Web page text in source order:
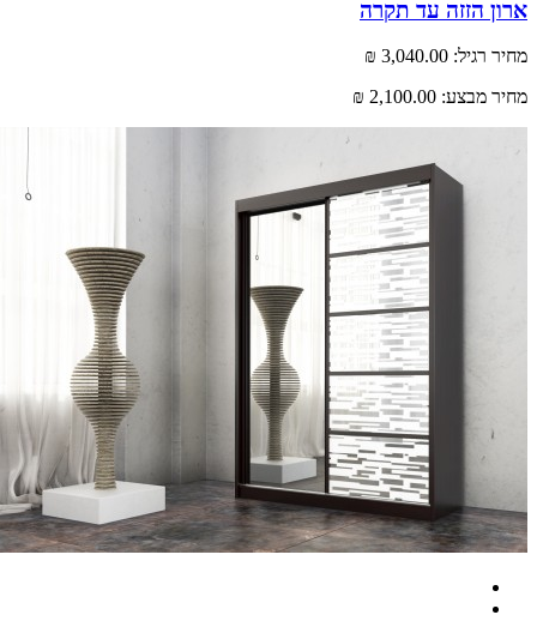
הזזה עד תקרה
רגיל: 3,040.00 ₪
מבצע: 2,100.00 ₪